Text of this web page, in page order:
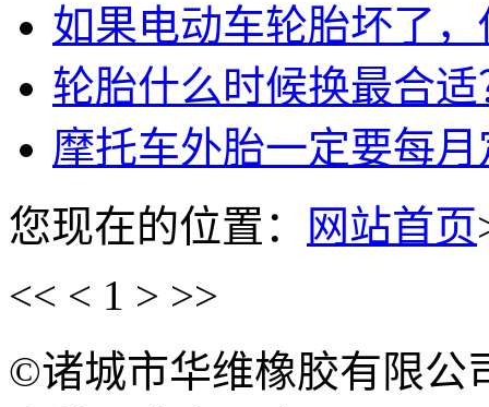
如果电动车轮胎坏了
轮胎什么时候换最合适
摩托车外胎一定要每
您现在的位置：
网站首页
<< < 1 > >>
©诸城市华维橡胶有限